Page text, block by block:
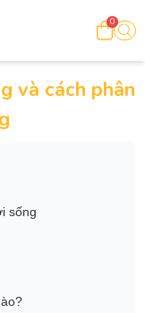
0
và cách phân
sống